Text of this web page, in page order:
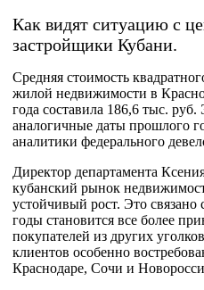
Как видят ситуацию с
застройщики Кубани.
Средняя стоимость
жилой недвижимости в
года составила 186,6 тыс.
аналогичные даты прошлого
аналитики федерального
Директор департамента
кубанский рынок
устойчивый рост. Это связано
годы становится все более
покупателей из других
клиентов особенно
Краснодаре, Сочи и